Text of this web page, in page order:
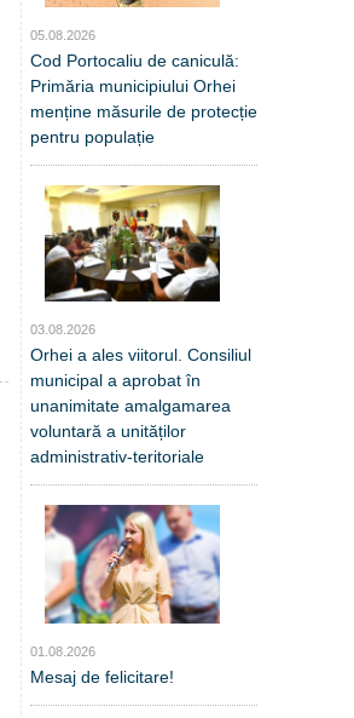
05.08.2026
Cod Portocaliu de caniculă:
Primăria municipiului Orhei
menține măsurile de protecție
pentru populație
03.08.2026
Orhei a ales viitorul. Consiliul
municipal a aprobat în
unanimitate amalgamarea
voluntară a unităților
administrativ-teritoriale
01.08.2026
Mesaj de felicitare!